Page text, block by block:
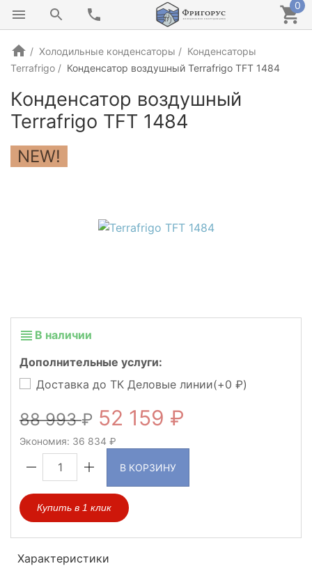
0
Холодильные конденсаторы
Конденсаторы
Terrafrigo
Конденсатор воздушный Terrafrigo TFT 1484
Конденсатор воздушный
Terrafrigo TFT 1484
NEW!
В наличии
Дополнительные услуги:
Доставка до ТК Деловые линии(+0 )
88 993 52 159
Экономия: 36 834
В КОРЗИНУ
Купить в 1 клик
Характеристики